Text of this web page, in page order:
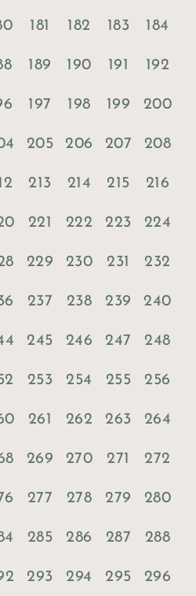
181 182 183 184
189 190 191 192
197 198 199 200
205 206 207 208
213 214 215 216
221 222 223 224
229 230 231 232
237 238 239 240
245 246 247 248
253 254 255 256
261 262 263 264
269 270 271 272
277 278 279 280
285 286 287 288
293 294 295 296